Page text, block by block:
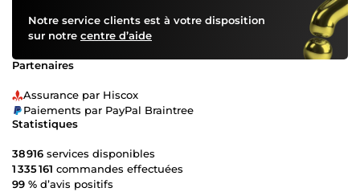
Notre service clients est à votre disposition
sur notre centre d’aide
Partenaires
Assurance par Hiscox
Paiements par PayPal Braintree
Statistiques
38 916 services disponibles
1 335 161 commandes effectuées
99 % d’avis positifs